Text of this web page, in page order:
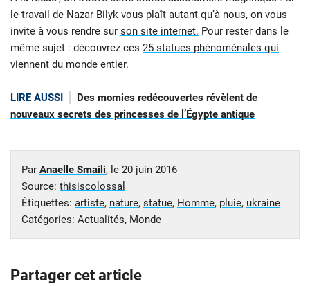
le travail de Nazar Bilyk vous plaît autant qu’à nous, on vous
invite à vous rendre sur son site internet. Pour rester dans le
même sujet : découvrez ces 25 statues phénoménales qui
viennent du monde entier.
LIRE AUSSI
Des momies redécouvertes révèlent de
nouveaux secrets des princesses de l’Égypte antique
Par Anaelle Smaili, le 20 juin 2016
Source: thisiscolossal
Étiquettes: artiste, nature, statue, Homme, pluie, ukraine
Catégories: Actualités, Monde
Partager cet article